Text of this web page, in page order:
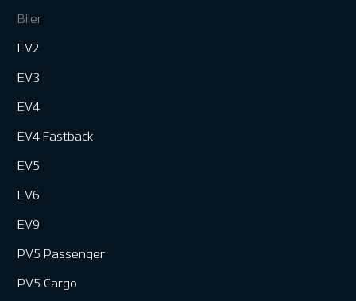
Biler
EV2
EV3
EV4
EV4 Fastback
EV5
EV6
EV9
PV5 Passenger
PV5 Cargo